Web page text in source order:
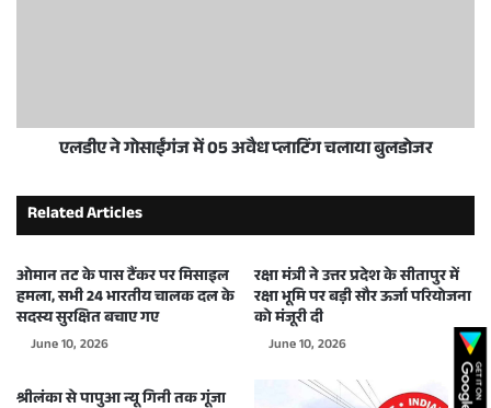
एलडीए ने गोसाईंगंज में 05 अवैध प्लाटिंग चलाया बुलडोजर
Related Articles
ओमान तट के पास टैंकर पर मिसाइल
हमला, सभी 24 भारतीय चालक दल के
सदस्य सुरक्षित बचाए गए
June 10, 2026
रक्षा मंत्री ने उत्तर प्रदेश के सीतापुर में
रक्षा भूमि पर बड़ी सौर ऊर्जा परियोजना
को मंजूरी दी
June 10, 2026
श्रीलंका से पापुआ न्यू गिनी तक गूंजा